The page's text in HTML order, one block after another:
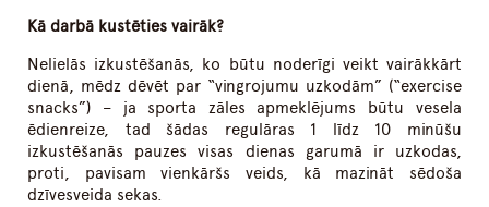
Kā darbā kustēties vairāk?
Nelielās izkustēšanās, ko būtu noderīgi veikt vairākkārt
dienā, mēdz dēvēt par “vingrojumu uzkodām” (“exercise
snacks”) – ja sporta zāles apmeklējums būtu vesela
ēdienreize, tad šādas regulāras 1 līdz 10 minūšu
izkustēšanās pauzes visas dienas garumā ir uzkodas,
proti, pavisam vienkāršs veids, kā mazināt sēdoša
dzīvesveida sekas.